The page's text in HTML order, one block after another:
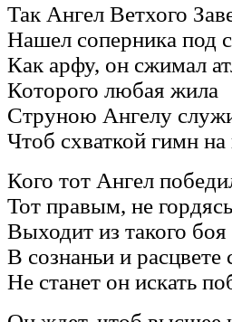
Так Ангел Ветхого
Нашел соперника под
Как арфу, он сжимал
Которого любая жила
Струною Ангелу
Чтоб схваткой гимн на
Кого тот Ангел
Тот правым, не
Выходит из такого боя
В сознаньи и расцвете
Не станет он искать